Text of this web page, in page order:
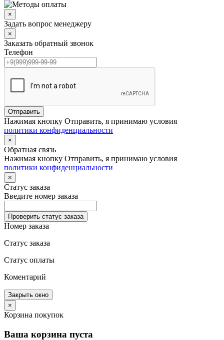
×
Задать вопрос менеджеру
×
Заказать обратный звонок
Телефон
Отправить
Нажимая кнопку Отправить, я принимаю условия
политики конфиденциальности
×
Обратная связь
Нажимая кнопку Отправить, я принимаю условия
политики конфиденциальности
×
Статус заказа
Введите номер заказа
Проверить статус заказа
Номер заказа
Статус заказа
Статус оплаты
Коментарий
Закрыть окно
×
Корзина покупок
Ваша корзина пуста